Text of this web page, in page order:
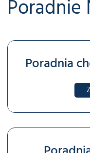
Poradnie
Poradnia